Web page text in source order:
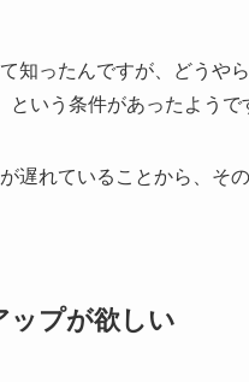
知ったんですが、どうや
いう条件があったようで
遅れていることから、そ
ップが欲しい